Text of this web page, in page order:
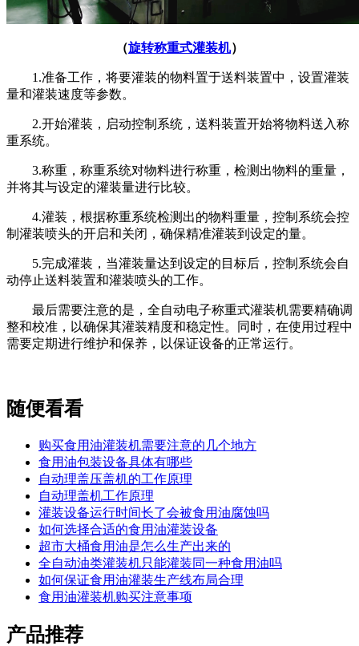
（旋转称重式灌装机）
1.准备工作，将要灌装的物料置于送料装置中，设置灌装
量和灌装速度等参数。
2.开始灌装，启动控制系统，送料装置开始将物料送入称
重系统。
3.称重，称重系统对物料进行称重，检测出物料的重量，
并将其与设定的灌装量进行比较。
4.灌装，根据称重系统检测出的物料重量，控制系统会控
制灌装喷头的开启和关闭，确保精准灌装到设定的量。
5.完成灌装，当灌装量达到设定的目标后，控制系统会自
动停止送料装置和灌装喷头的工作。
最后需要注意的是，全自动电子称重式灌装机需要精确调
整和校准，以确保其灌装精度和稳定性。同时，在使用过程中
需要定期进行维护和保养，以保证设备的正常运行。
随便看看
购买食用油灌装机需要注意的几个地方
食用油包装设备具体有哪些
自动理盖压盖机的工作原理
自动理盖机工作原理
灌装设备运行时间长了会被食用油腐蚀吗
如何选择合适的食用油灌装设备
超市大桶食用油是怎么生产出来的
全自动油类灌装机只能灌装同一种食用油吗
如何保证食用油灌装生产线布局合理
食用油灌装机购买注意事项
产品推荐